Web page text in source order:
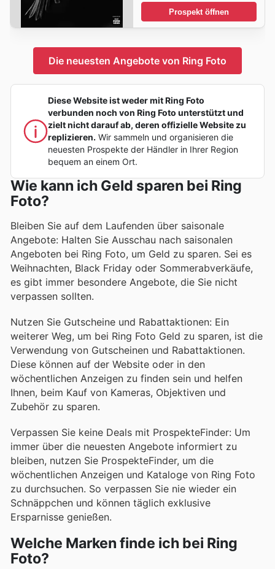
Prospekt öffnen
Die neuesten Angebote von Ring Foto
Diese Website ist weder mit Ring Foto
verbunden noch von Ring Foto unterstützt und
zielt nicht darauf ab, deren offizielle Website zu
replizieren. Wir sammeln und organisieren die
neuesten Prospekte der Händler in Ihrer Region
bequem an einem Ort.
Wie kann ich Geld sparen bei Ring
Foto?
Bleiben Sie auf dem Laufenden über saisonale
Angebote: Halten Sie Ausschau nach saisonalen
Angeboten bei Ring Foto, um Geld zu sparen. Sei es
Weihnachten, Black Friday oder Sommerabverkäufe,
es gibt immer besondere Angebote, die Sie nicht
verpassen sollten.
Nutzen Sie Gutscheine und Rabattaktionen: Ein
weiterer Weg, um bei Ring Foto Geld zu sparen, ist die
Verwendung von Gutscheinen und Rabattaktionen.
Diese können auf der Website oder in den
wöchentlichen Anzeigen zu finden sein und helfen
Ihnen, beim Kauf von Kameras, Objektiven und
Zubehör zu sparen.
Verpassen Sie keine Deals mit ProspekteFinder: Um
immer über die neuesten Angebote informiert zu
bleiben, nutzen Sie ProspekteFinder, um die
wöchentlichen Anzeigen und Kataloge von Ring Foto
zu durchsuchen. So verpassen Sie nie wieder ein
Schnäppchen und können täglich exklusive
Ersparnisse genießen.
Welche Marken finde ich bei Ring
Foto?